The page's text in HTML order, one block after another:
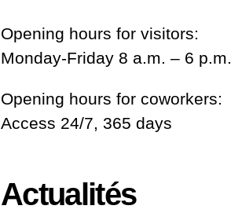
Opening hours for visitors:
Monday-Friday 8 a.m. – 6 p.m.
Opening hours for coworkers:
Access 24/7, 365 days
Actualités